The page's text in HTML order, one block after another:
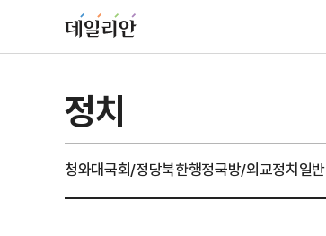
정치
청와대국회/정당북한행정국방/외교정치일반